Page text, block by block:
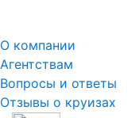
О компании
Агентствам
Вопросы и ответы
Отзывы о круизах